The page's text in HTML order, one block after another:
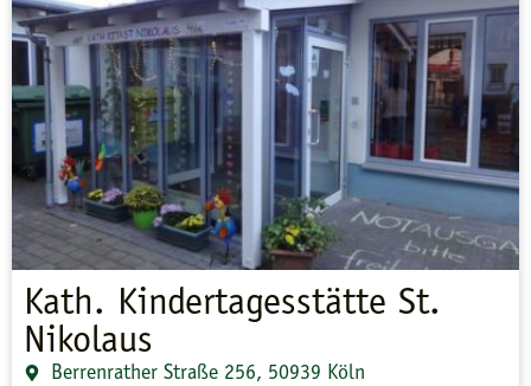
Kath. Kindertagesstätte St.
Nikolaus
Berrenrather Straße 256, 50939 Köln